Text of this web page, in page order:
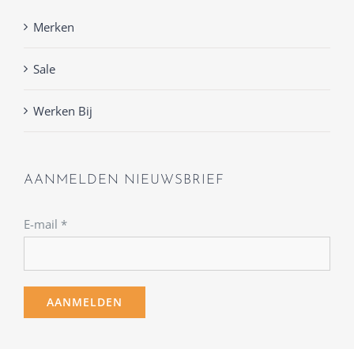
Merken
Sale
Werken Bij
AANMELDEN NIEUWSBRIEF
E-mail *